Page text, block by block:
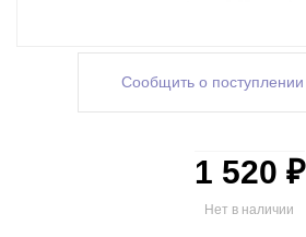
Сообщить о поступлении
Нет в наличии
1 520 ₽